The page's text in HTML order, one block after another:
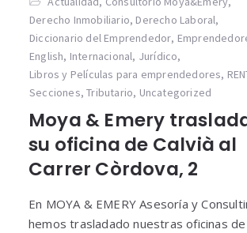
Derecho Inmobiliario, Derecho Laboral,
Diccionario del Emprendedor,
English, Internacional, Jurídico,
Libros y Películas para emprendedores,
Secciones,Tributario, Uncategorized
Moya & Emery
su oficina de Calvià al
Carrer Còrdova, 2
En MOYA & EMERY Asesoría y
hemos trasladado nuestras oficinas de